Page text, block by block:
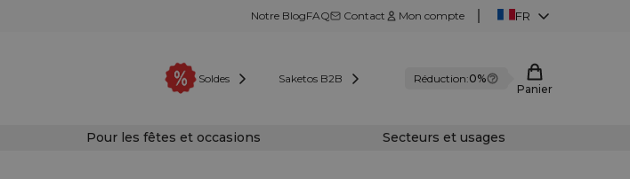
Notre BlogFAQ Contact Mon compte FR
Soldes
Saketos B2B Réduction:0%
Panier
Pour les fêtes et occasions Secteurs et usages